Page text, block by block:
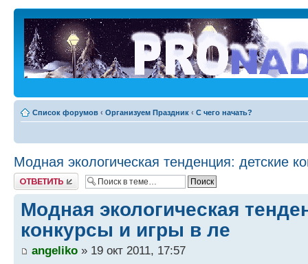
Список форумов ‹ Организуем Праздник ‹ С чего начать?
Модная экологическая тенденция: детские
Ответить
Модная экологическая
конкурсы и игры в ле
angeliko » 19 окт 2011, 17:57